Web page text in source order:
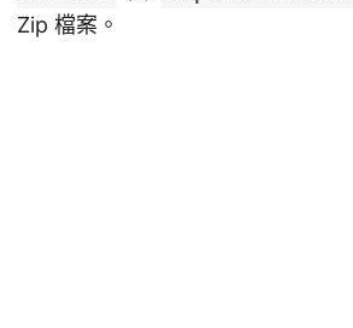
Zip 檔案。